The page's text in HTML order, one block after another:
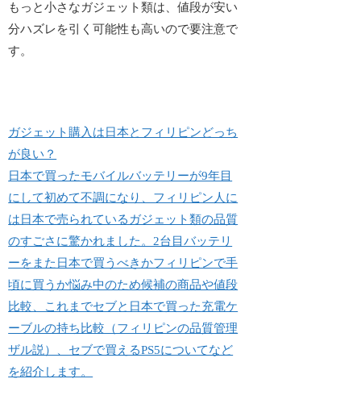
もっと小さなガジェット類は、値段が安い
分ハズレを引く可能性も高いので要注意で
す。
ガジェット購入は日本とフィリピンどっち
が良い？
日本で買ったモバイルバッテリーが9年目
にして初めて不調になり、フィリピン人に
は日本で売られているガジェット類の品質
のすごさに驚かれました。2台目バッテリ
ーをまた日本で買うべきかフィリピンで手
頃に買うか悩み中のため候補の商品や値段
比較、これまでセブと日本で買った充電ケ
ーブルの持ち比較（フィリピンの品質管理
ザル説）、セブで買えるPS5についてなど
を紹介します。